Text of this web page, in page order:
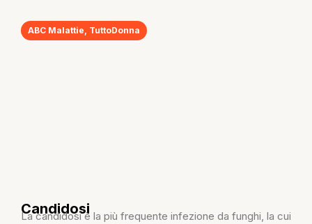
ABC Malattie, TuttoDonna
Candidosi
La candidosi è la più frequente infezione da funghi, la cui